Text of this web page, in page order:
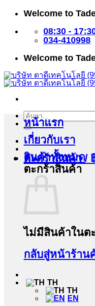
ข้าม
เนื้อหา
Welcome to
08:30 -
034-410998
Welcome to
ค้นหา:
ตะกร้าสินค้า /
ตะกร้าสินค้า
ไม่มีสินค้าในต
กลับสู่หน้าร้าน
TH
TH
EN
หน้าแรก
เกี่ยวกับเรา
สินค้าทั้งหมด